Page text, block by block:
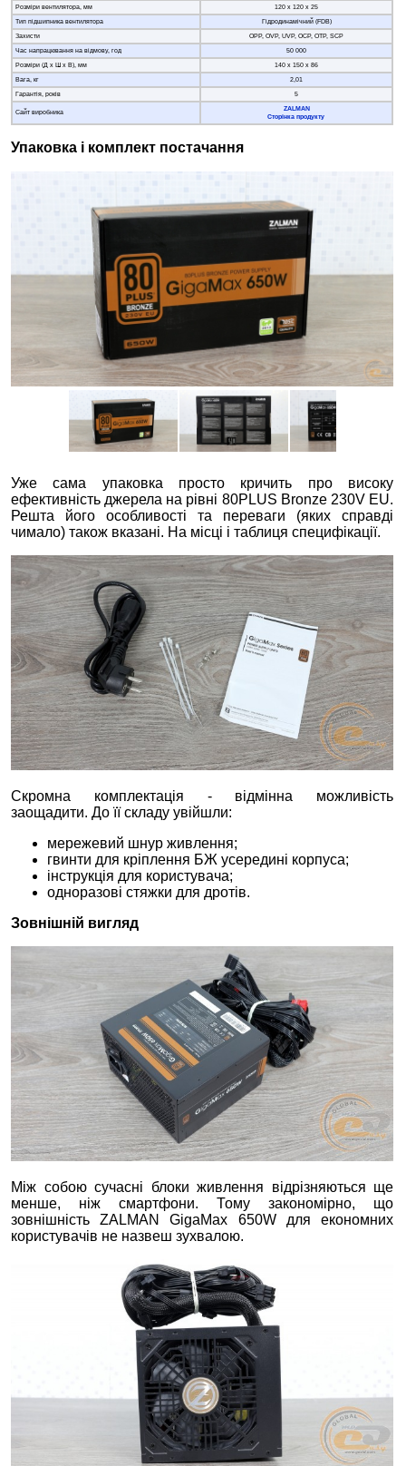
Розміри вентилятора, мм
120 х 120 х 25
Тип підшипника вентилятора
Гідродинамічний (FDB)
Захисти
OPP, OVP, UVP, OCP, OTP, SCP
Час напрацювання на відмову, год
50 000
Розміри (Д х Ш х В), мм
140 х 150 х 86
Вага, кг
2,01
Гарантія, років
5
Сайт виробника
ZALMAN
Сторінка продукту
Упаковка і комплект постачання
Уже сама упаковка просто кричить про високу
ефективність джерела на рівні 80PLUS Bronze 230V EU.
Решта його особливості та переваги (яких справді
чимало) також вказані. На місці і таблиця специфікації.
Скромна комплектація - відмінна можливість
заощадити. До її складу увійшли:
мережевий шнур живлення;
гвинти для кріплення БЖ усередині корпуса;
інструкція для користувача;
одноразові стяжки для дротів.
Зовнішній вигляд
Між собою сучасні блоки живлення відрізняються ще
менше, ніж смартфони. Тому закономірно, що
зовнішність ZALMAN GigaMax 650W для економних
користувачів не назвеш зухвалою.